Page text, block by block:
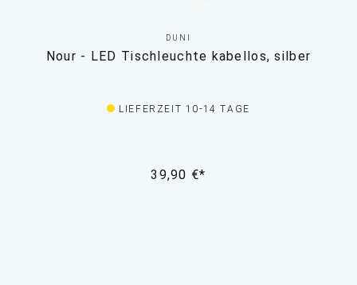
DUNI
Nour - LED Tischleuchte kabellos, silber
LIEFERZEIT 10-14 TAGE
39,90 €*